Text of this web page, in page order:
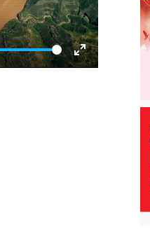
Enter